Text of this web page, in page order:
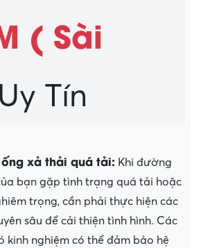
( Sài
Uy Tín
xả thải quá tải: Khi đường
bạn gặp tình trạng quá tải hoặc
trọng, cần phải thực hiện các
sâu để cải thiện tình hình. Các
kinh nghiệm có thể đảm bảo hệ